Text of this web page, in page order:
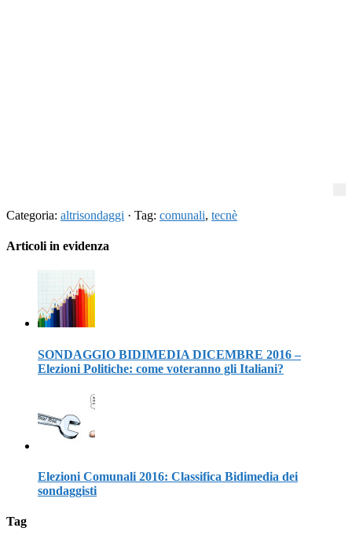
Categoria: altrisondaggi · Tag: comunali, tecnè
Articoli in evidenza
SONDAGGIO BIDIMEDIA DICEMBRE 2016 –
Elezioni Politiche: come voteranno gli Italiani?
Elezioni Comunali 2016: Classifica Bidimedia dei
sondaggisti
Tag